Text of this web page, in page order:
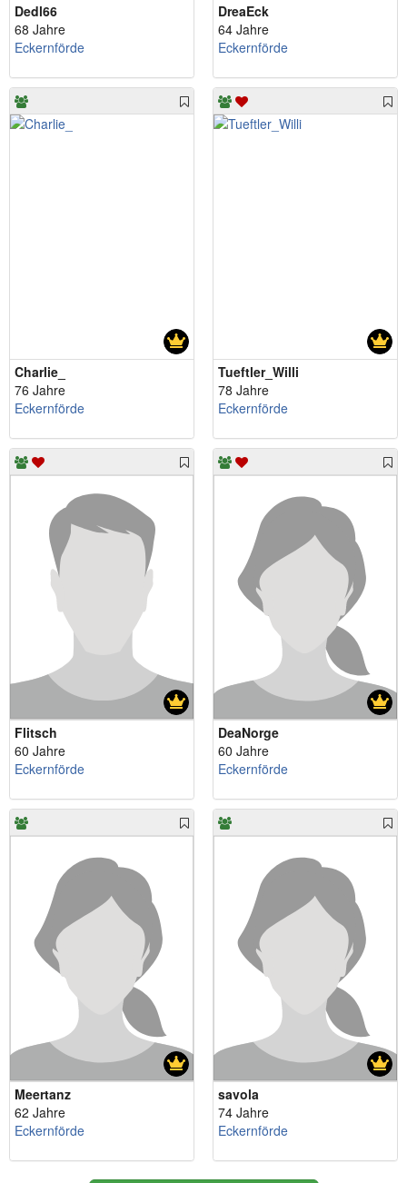
Dedl66
68 Jahre
Eckernförde
DreaEck
64 Jahre
Eckernförde
Charlie_
76 Jahre
Eckernförde
Tueftler_Willi
78 Jahre
Eckernförde
Flitsch
60 Jahre
Eckernförde
DeaNorge
60 Jahre
Eckernförde
Meertanz
62 Jahre
Eckernförde
savola
74 Jahre
Eckernförde